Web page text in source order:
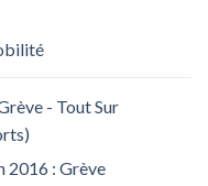
- Tout Sur
2016 : Grève